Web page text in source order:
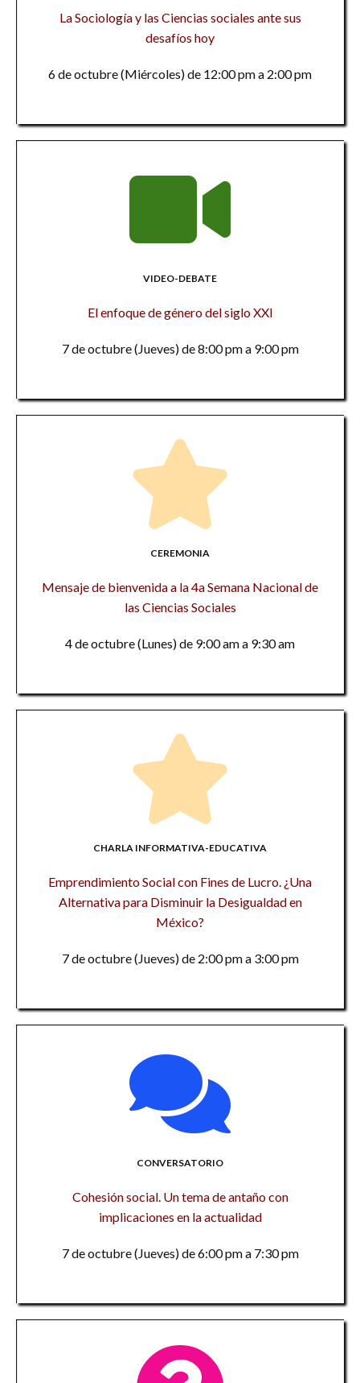
La Sociología y las Ciencias sociales ante sus
desafíos hoy
6 de octubre (Miércoles) de 12:00 pm a 2:00 pm
VIDEO-DEBATE
El enfoque de género del siglo XXI
7 de octubre (Jueves) de 8:00 pm a 9:00 pm
CEREMONIA
Mensaje de bienvenida a la 4a Semana Nacional de
las Ciencias Sociales
4 de octubre (Lunes) de 9:00 am a 9:30 am
CHARLA INFORMATIVA-EDUCATIVA
Emprendimiento Social con Fines de Lucro. ¿Una
Alternativa para Disminuir la Desigualdad en
México?
7 de octubre (Jueves) de 2:00 pm a 3:00 pm
CONVERSATORIO
Cohesión social. Un tema de antaño con
implicaciones en la actualidad
7 de octubre (Jueves) de 6:00 pm a 7:30 pm